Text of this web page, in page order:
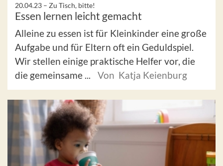
20.04.23 – Zu Tisch, bitte!
Essen lernen leicht gemacht
Alleine zu essen ist für Kleinkinder eine große
Aufgabe und für Eltern oft ein Geduldspiel.
Wir stellen einige praktische Helfer vor, die
die gemeinsame ...
Von Katja Keienburg